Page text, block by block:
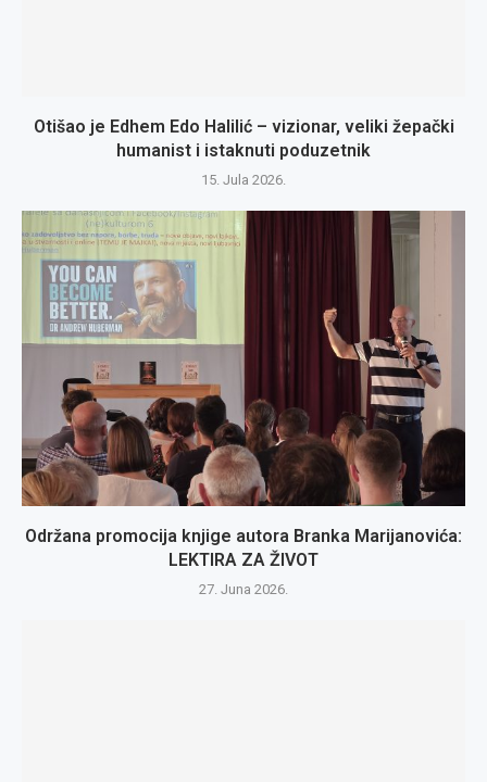
Otišao je Edhem Edo Halilić – vizionar, veliki žepački
humanist i istaknuti poduzetnik
15. Jula 2026.
Održana promocija knjige autora Branka Marijanovića:
LEKTIRA ZA ŽIVOT
27. Juna 2026.